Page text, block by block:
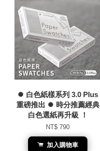
⏺︎ 白色紙樣系列 3.0 Plus
重磅推出 ⏺︎ 時分推薦經典
白色選紙再升級 ！
NT$ 790
加入購物車